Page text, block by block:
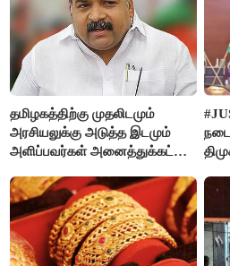
தமிழகத்திற்கு முதலிடமும்
அரசியலுக்கு அடுத்த இடமும்
அளிப்பவர்கள் அனைத்துக்கட்சி
பங்கேற்பார்கள் - மாணிக்கம்
தாகூர்..!!